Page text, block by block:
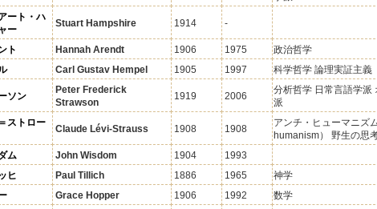
ート・ハ
ー
Stuart Hampshire 1914 -
ト Hannah Arendt 1906 1975
政治哲学
Carl Gustav Hempel 1905 1997 科学哲学 論理実証主義
ソン
Peter Frederick
Strawson
1919 2006
分析哲学 日常言語学派
派
ストロー
Claude Lévi-Strauss 1908 1908
アンチ・ヒューマニズ
humanism） 野生の思
ム
John Wisdom 1904
1993
ヒ
Paul Tillich 1886 1965
神学
Grace Hopper 1906 1992
数学